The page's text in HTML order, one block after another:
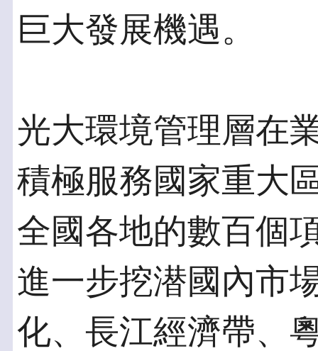
巨大發展機遇。
光大環境管理層在
積極服務國家重大
全國各地的數百個
進一步挖潜國內市
化、長江經濟帶、